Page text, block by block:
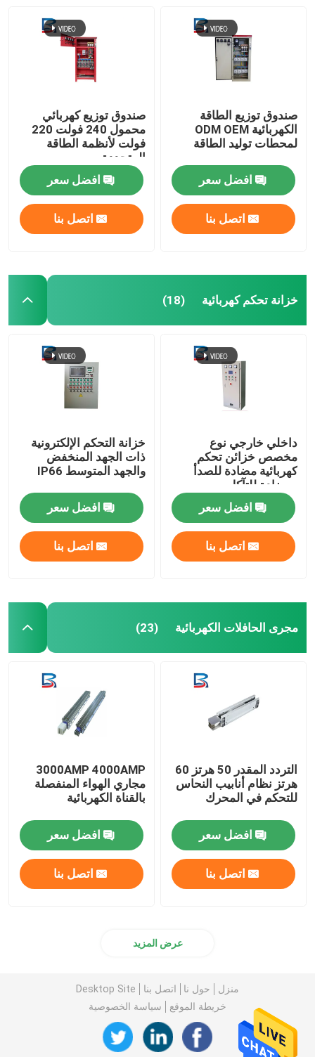
صندوق توزيع الطاقة
الكهربائية ODM OEM
لمحطات توليد الطاقة
افضل سعر
اتصل بنا
صندوق توزيع كهربائي
محمول 240 فولت 220
فولت لأنظمة الطاقة
المتجددة
افضل سعر
اتصل بنا
خزانة تحكم كهربائية (18)
داخلي خارجي نوع
مخصص خزائن تحكم
كهربائية مضادة للصدأ
ومضادة للتآكل
افضل سعر
اتصل بنا
خزانة التحكم الإلكترونية
ذات الجهد المنخفض
والجهد المتوسط ​​IP66
افضل سعر
اتصل بنا
مجرى الحافلات الكهربائية (23)
التردد المقدر 50 هرتز 60
هرتز نظام أنابيب النحاس
للتحكم في المحرك
افضل سعر
اتصل بنا
3000AMP 4000AMP
مجاري الهواء المنفصلة
بالقناة الكهربائية
افضل سعر
اتصل بنا
عرض المزيد
منزل حول نا اتصل بنا
Desktop Site
خريطة الموقع
سياسة الخصوصية